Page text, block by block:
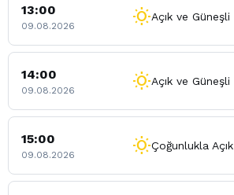
13:00
09.08.2026 wb_sunnyAçık ve Güneşli
14:00
09.08.2026 wb_sunnyAçık ve Güneşli
15:00
09.08.2026 wb_sunnyÇoğunlukla Açık